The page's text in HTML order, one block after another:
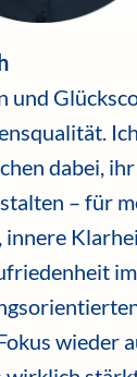
und
Ich
dabei,
– für
innere
wieder